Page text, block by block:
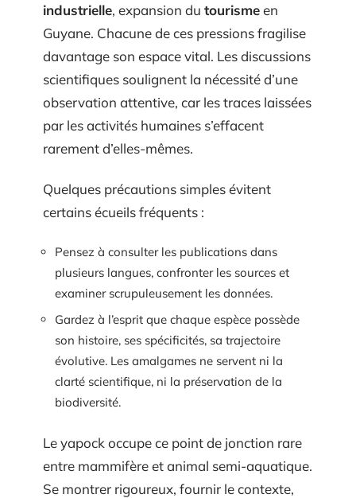
industrielle, expansion du tourismeen
Guyane. Chacune de ces pressions fragilise
davantage son espace vital. Les discussions
scientifiques soulignent la nécessité d’une
observation attentive, car les traces laissées
par les activités humaines s’effacent
rarement d’elles-mêmes.
Quelques précautions simples évitent
certains écueils fréquents :
Pensez à consulter les publications dans
plusieurs langues, confronter les sources et
examiner scrupuleusement les données.
Gardez à l’esprit que chaque espèce possède
son histoire, ses spécificités, sa trajectoire
évolutive. Les amalgames ne servent ni la
clarté scientifique, ni la préservation de la
biodiversité.
Le yapock occupe ce point de jonction rare
entre mammifère et animal semi-aquatique.
Se montrer rigoureux, fournir le contexte,